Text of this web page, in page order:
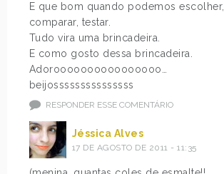
E que bom quando podemos escolher,
comparar, testar.
Tudo vira uma brincadeira.
E como gosto dessa brincadeira.
Adoroooooooooooooooo…
beijosssssssssssssss
RESPONDER ESSE COMENTÁRIO
Jéssica Alves
17 DE AGOSTO DE 2011 - 11:35